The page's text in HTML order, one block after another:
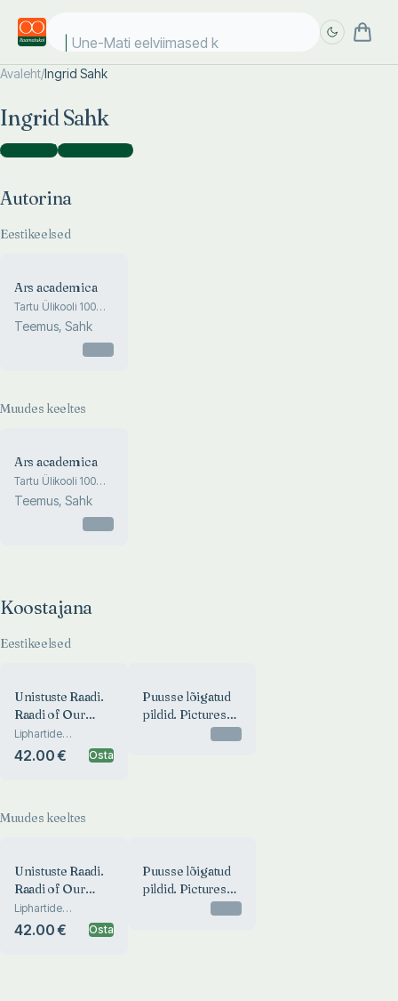
Une-Mati eelviimased kii
Avaleht/Ingrid Sahk
Ingrid Sahk
Autorina )Koostajana )
Autorina
Eestikeelsed
Ars academica
Tartu Ülikooli 100
kunstiteost. 100
works of art of the
Teemus, Sahk
Muudes keeltes
Ars academica
Tartu Ülikooli 100
kunstiteost. 100
works of art of the
Teemus, Sahk
Koostajana
Eestikeelsed
Unistuste Raadi.
Raadi of Our
Dreams
Liphartide
kunstikogu Eestis.
The Liphart Family
42.00 € Osta
Puusse lõigatud
pildid. Pictures
Cut Into Wood
Muudes keeltes
Unistuste Raadi.
Raadi of Our
Dreams
Liphartide
kunstikogu Eestis.
The Liphart Family
42.00 € Osta
Puusse lõigatud
pildid. Pictures
Cut Into Wood